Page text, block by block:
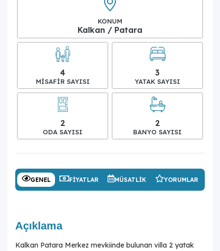
KONUM
Kalkan / Patara
4
MISAFIR SAYISI
3
YATAK SAYISI
2
ODA SAYISI
2
BANYO SAYISI
GENEL FIYATLAR MÜSATLIK YORUMLAR
Açıklama
Kalkan Patara Merkez mevkiinde bulunan villa 2 yatak